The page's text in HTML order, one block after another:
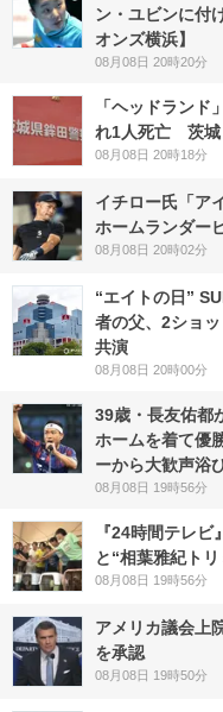
ン・ユビンに付
オンズ横浜】
08月08日 20時20分
「ヘッドラン
れ1人死亡 茨城
08月08日 20時18分
イチロー氏「ア
ホームランダー
08月08日 20時02分
“エイトの日”
者の父、2ショ
共演
08月08日 20時00分
39歳・長友佑都
ホームを着て優
ーから大歓声浴
08月08日 19時56分
『24時間テレ
と“相葉雅紀ト
08月08日 19時56分
アメリカ議会上
を承認
08月08日 19時50分